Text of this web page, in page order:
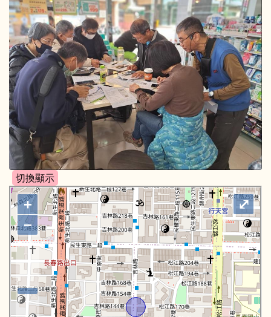
+
−
⤢